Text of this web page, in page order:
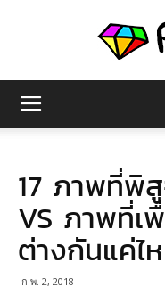
17 ภาพที่พิ
VS ภาพที่เ
ต่างกันแค่ไ
ก.พ. 2, 2018